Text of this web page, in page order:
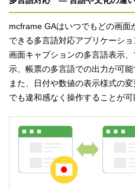
mcframe GAはいつでもどの画
できる多言語対応アプリケーショ
画面キャプションの多言語表示
示、帳票の多言語での出力が可能
また、日付や数値の表示様式の
でも違和感なく操作することが可